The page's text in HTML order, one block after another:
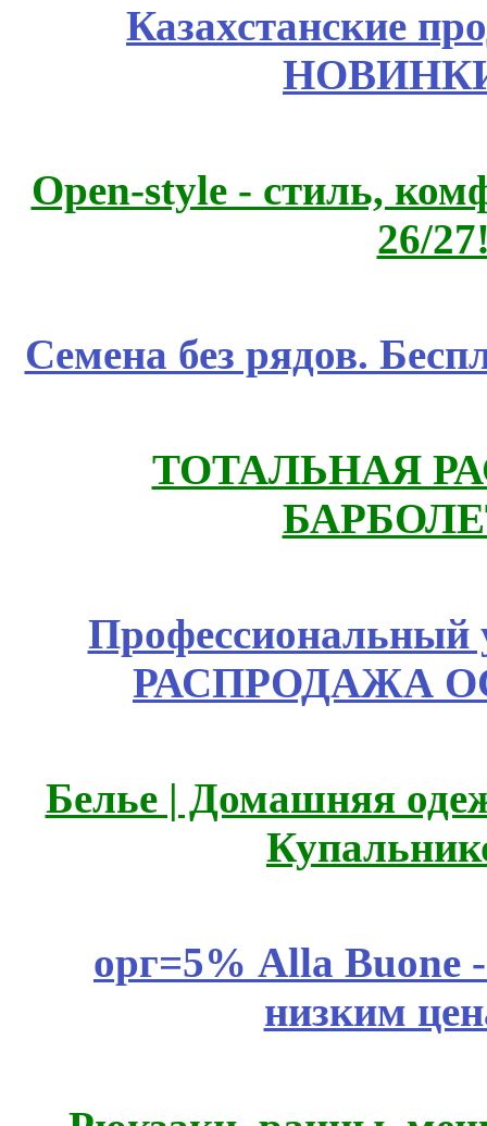
Казахстанские
Open-style - стиль,
26/
Семена без рядов.
ТОТАЛЬНАЯ
Профессиональный
РАСПРОДАЖА
Белье | Домашняя
орг=5% Alla Buone
низким